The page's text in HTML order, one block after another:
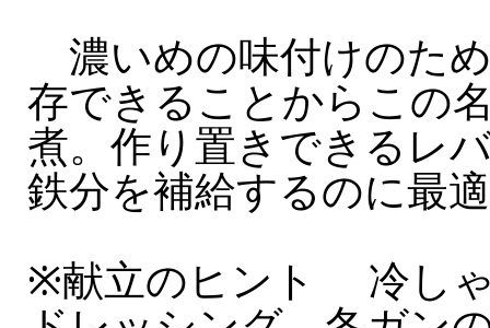
濃いめの味付けのた
存できることからこの
煮。作り置きできるレ
鉄分を補給するのに最
※献立のヒント 冷し